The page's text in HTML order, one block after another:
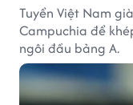
Tuyển Việt Nam
Campuchia để
ngôi đầu bảng A.